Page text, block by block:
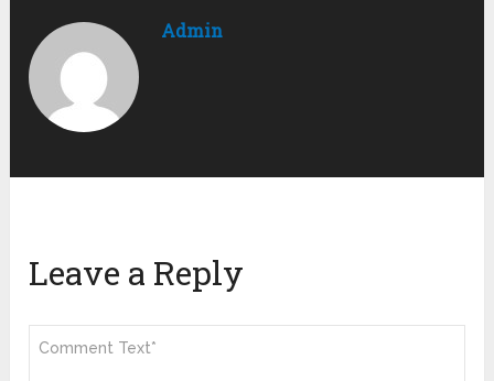
Admin
Leave a Reply